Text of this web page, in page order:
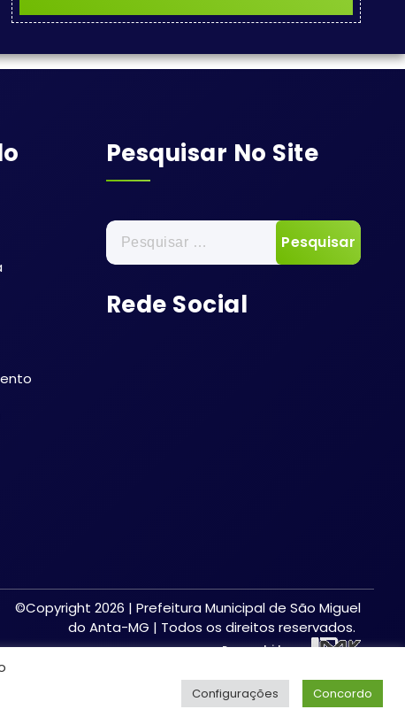
Pesquisar No Site
Pesquisar
por:
Rede Social
©Copyright 2026 | Prefeitura Municipal de São Miguel
do Anta-MG | Todos os direitos reservados.
Desenvolvido por:
Configurações Concordo